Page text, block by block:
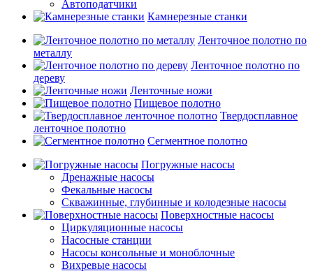
Автоподатчики
Камнерезные станки
Ленточное полотно по
металлу
Ленточное полотно по
дереву
Ленточные ножи
Пищевое полотно
Твердосплавное
ленточное полотно
Сегментное полотно
Погружные насосы
Дренажные насосы
Фекальные насосы
Скважинные, глубинные и колодезные насосы
Поверхностные насосы
Циркуляционные насосы
Насосные станции
Насосы консольные и моноблочные
Вихревые насосы